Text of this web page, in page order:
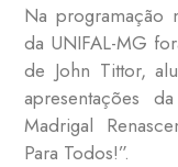
Na programação
da UNIFAL-MG
de John Tittor,
apresentações
Madrigal
Para Todos!”.